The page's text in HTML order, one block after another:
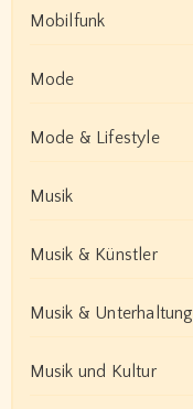
Mobilfunk
Mode
Mode & Lifestyle
Musik
Musik & Künstler
Musik & Unterhaltung
Musik und Kultur